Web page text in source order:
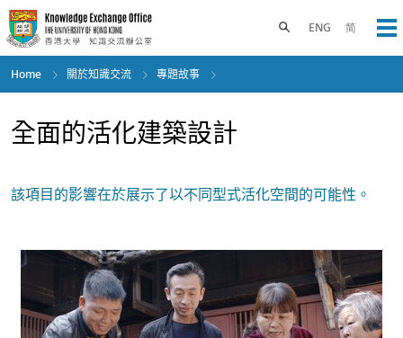
Skip
to
main
content
ENG 简
Toggle search panel
Home 關於知識交流 專題故事
全面的活化建築設計
該項目的影響在於展示了以不同型式活化空間的可能性。